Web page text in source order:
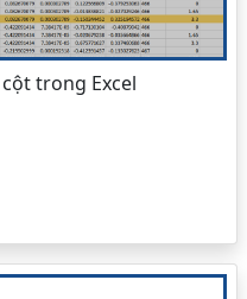
trong Excel